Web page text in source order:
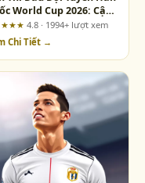
World Cup 2026: Cập
Giờ Việt Nam Chi Tiết
4.8 · 1994+ lượt xem
Chi Tiết →